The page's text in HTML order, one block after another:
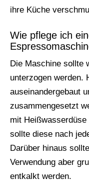
ihre Küche
Wie pflege ich
Die Maschine sollte
unterzogen werden.
auseinandergebaut
zusammengesetzt
mit
sollte diese nach
Darüber hinaus
Verwendung aber
entkalkt werden.